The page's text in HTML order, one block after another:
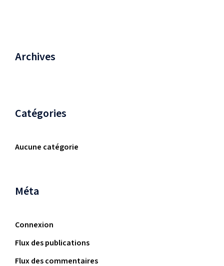
Archives
Catégories
Aucune catégorie
Méta
Connexion
Flux des publications
Flux des commentaires